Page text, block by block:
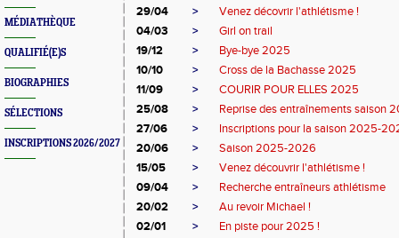
MÉDIATHÈQUE
QUALIFIÉ(E)S
BIOGRAPHIES
SÉLECTIONS
INSCRIPTIONS 2026/2027
29/04
>
Venez décovrir l'athlétisme !
04/03
>
Girl on trail
19/12
>
Bye-bye 2025
10/10
>
Cross de la Bachasse 2025
11/09
>
COURIR POUR ELLES 2025
25/08
>
Reprise des entraînements saison
27/06
>
Inscriptions pour la saison 2025-
20/06
>
Saison 2025-2026
15/05
>
Venez découvrir l'athlétisme !
09/04
>
Recherche entraîneurs athlétisme
20/02
>
Au revoir Michael !
02/01
>
En piste pour 2025 !